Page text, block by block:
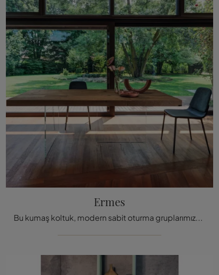
Ermes
Bu kumaş koltuk, modern sabit oturma gruplarımızdan biri olan Ermes Gölü koltuğu ile iç mekanlarını